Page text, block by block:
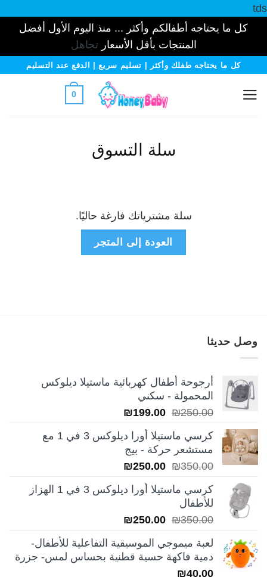
tds
كل ما يحتاجه أطفالكم وأكثر ... منذ اليوم الأول أفضل
المنتجات بأقل الأسعارتجاهل
تخطيكل ما يحتاجه طفلك وأكثر | تسليم سريع | الدفع عند التسليم
0
سلة التسوق
سلة مشترياتك فارغة حاليًا.
العودة إلى المتجر
وصل حديثا
أرجوحة أطفال كهربائية ماستيلا ديلوكس
المحمولة - سكني
₪250.00
السعر
هو:
₪250.00.
₪199.00
هو:
كرسي ماستيلا أورا ديلوكس 3 في 1 مع
مستشعر حركة - بيج
₪350.00
السعر
هو:
₪250.00
هو:
كرسي ماستيلا أورا ديلوكس 3 في 1 الهزاز
للأطفال
₪350.00
السعر
هو:
₪350.00.
₪250.00
هو:
₪250.00.
لعبة ميموجي الموسيقية التفاعلية للأطفال-
دمية فاكهة حسية قطنية بحساس لمس- جزرة
₪40.00